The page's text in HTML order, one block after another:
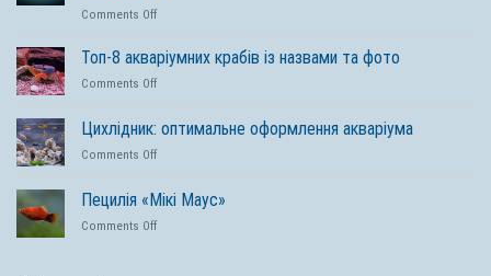
Comments Offon
догляд
за
Топ-8 акваріумних крабів із назвами та фото
Comments Offon
крабів
із
та
Цихлідник: оптимальне оформлення акваріума
Comments Offon
оптимальне
оформлення
акваріума
Пецилія «Мікі Маус»
Comments Offon